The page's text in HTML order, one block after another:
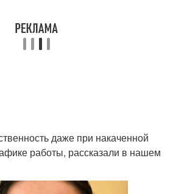
даже при накаченной
работы, рассказали в нашем